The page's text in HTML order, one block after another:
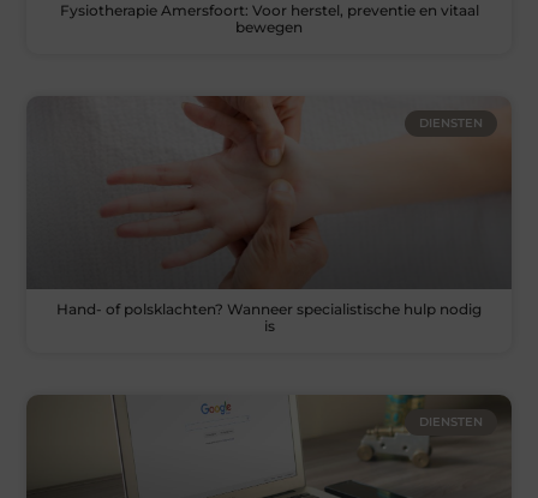
Fysiotherapie Amersfoort: Voor herstel, preventie en vitaal
bewegen
DIENSTEN
Hand- of polsklachten? Wanneer specialistische hulp nodig
is
DIENSTEN